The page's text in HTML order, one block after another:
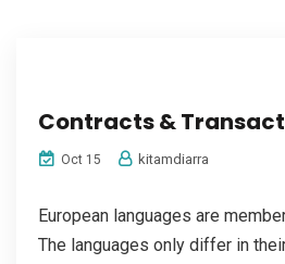
Contracts &
Oct 15 kitamdiarra
European languages are
The languages only differ in